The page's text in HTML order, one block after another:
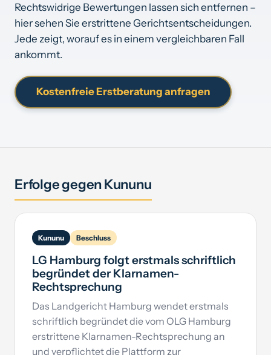
GoWork
Trustpilot
Kununu verklagen
Rechtswidrige Bewertungen lassen sich entfernen –
hier sehen Sie erstrittene Gerichtsentscheidungen.
Jede zeigt, worauf es in einem vergleichbaren Fall
ankommt.
Kostenfreie Erstberatung anfragen
Erfolge gegen Kununu
Kununu Beschluss
LG Hamburg folgt erstmals schriftlich
begründet der Klarnamen-
Rechtsprechung
Das Landgericht Hamburg wendet erstmals
schriftlich begründet die vom OLG Hamburg
erstrittene Klarnamen-Rechtsprechung an
und verpflichtet die Plattform zur